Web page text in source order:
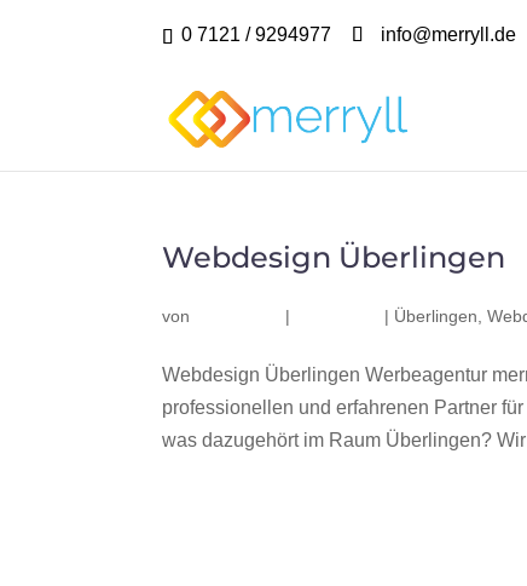
0 7121 / 9294977 info@merryll.de
Webdesign Überlingen
von | | Überlingen ,
Webdesign Überlingen Werbeagentur
professionellen und erfahrenen Partner
was dazugehört im Raum Überlingen?